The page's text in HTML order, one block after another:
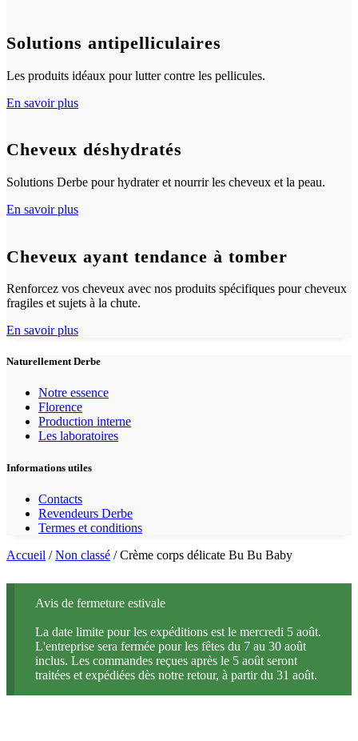
Solutions antipelliculaires
Les produits idéaux pour lutter contre les pellicules.
En savoir plus
Cheveux déshydratés
Solutions Derbe pour hydrater et nourrir les cheveux et la peau.
En savoir plus
Cheveux ayant tendance à tomber
Renforcez vos cheveux avec nos produits spécifiques pour cheveux
fragiles et sujets à la chute.
En savoir plus
Naturellement Derbe
Notre essence
Florence
Production interne
Les laboratoires
Informations utiles
Contacts
Revendeurs Derbe
Termes et conditions
Accueil /Non classé / Crème corps délicate Bu Bu Baby
Avis de fermeture estivale
La date limite pour les expéditions est le mercredi 5 août.
L'entreprise sera fermée pour les fêtes du 7 au 30 août
inclus. Les commandes reçues après le 5 août seront
traitées et expédiées dès notre retour, à partir du 31 août.